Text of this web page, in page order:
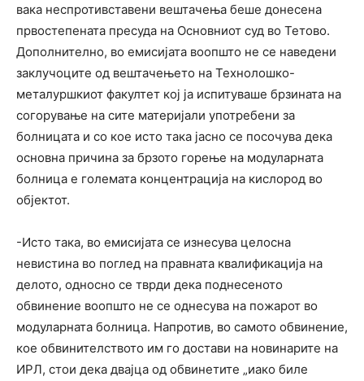
вака неспротивставени вештачења беше донесена
првостепената пресуда на Основниот суд во Тетово.
Дополнително, во емисијата воопшто не се наведени
заклучоците од вештачењето на Технолошко-
металуршкиот факултет кој ја испитуваше брзината на
согорување на сите материјали употребени за
болницата и со кое исто така јасно се посочува дека
основна причина за брзото горење на модуларната
болница е големата концентрација на кислород во
објектот.
-Исто така, во емисијата се изнесува целосна
невистина во поглед на правната квалификација на
делото, односно се тврди дека поднесеното
обвинение воопшто не се однесува на пожарот во
модуларната болница. Напротив, во самото обвинение,
кое обвинителството им го достави на новинарите на
ИРЛ, стои дека двајца од обвинетите „иако биле